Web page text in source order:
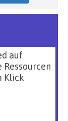
auf
Klick